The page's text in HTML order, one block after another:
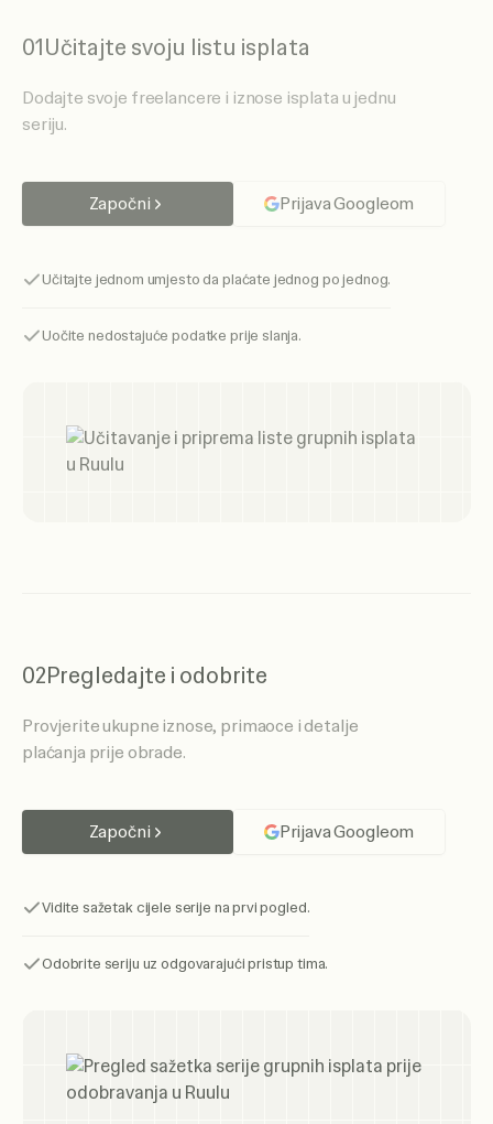
01Učitajte svoju listu isplata
Dodajte svoje freelancere i iznose isplata u jednu
seriju.
Započni Prijava Googleom
Učitajte jednom umjesto da plaćate jednog po jednog.
Uočite nedostajuće podatke prije slanja.
02Pregledajte i odobrite
Provjerite ukupne iznose, primaoce i detalje
plaćanja prije obrade.
Započni Prijava Googleom
Vidite sažetak cijele serije na prvi pogled.
Odobrite seriju uz odgovarajući pristup tima.